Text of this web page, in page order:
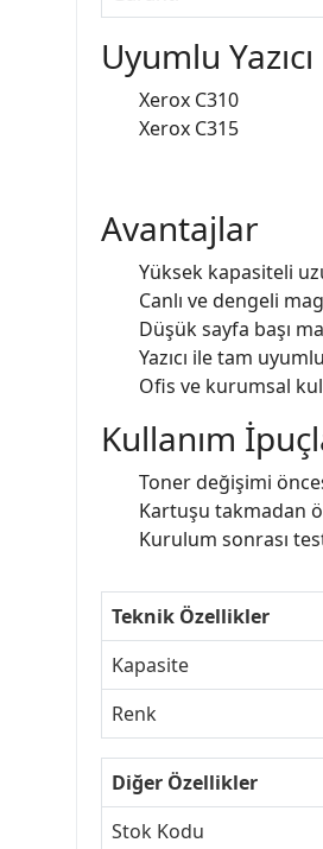
Uyumlu
Xerox C310
Xerox C315
Avantajlar
Yüksek kapasiteli
Canlı ve dengeli
Düşük sayfa başı
Yazıcı ile tam
Ofis ve kurumsal
Kullanım
Toner değişimi
Kartuşu takmadan
Kurulum sonrası
Teknik Özellikler
Kapasite
Renk
Diğer Özellikler
Stok Kodu